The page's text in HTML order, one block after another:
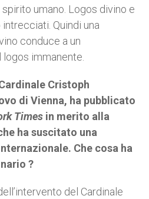
umano. Logos divino e
Quindi una
conduce a un
immanente.
Cristoph
di Vienna, ha pubblicato
Times in merito alla
ha suscitato una
Che cosa ha
?
del Cardinale